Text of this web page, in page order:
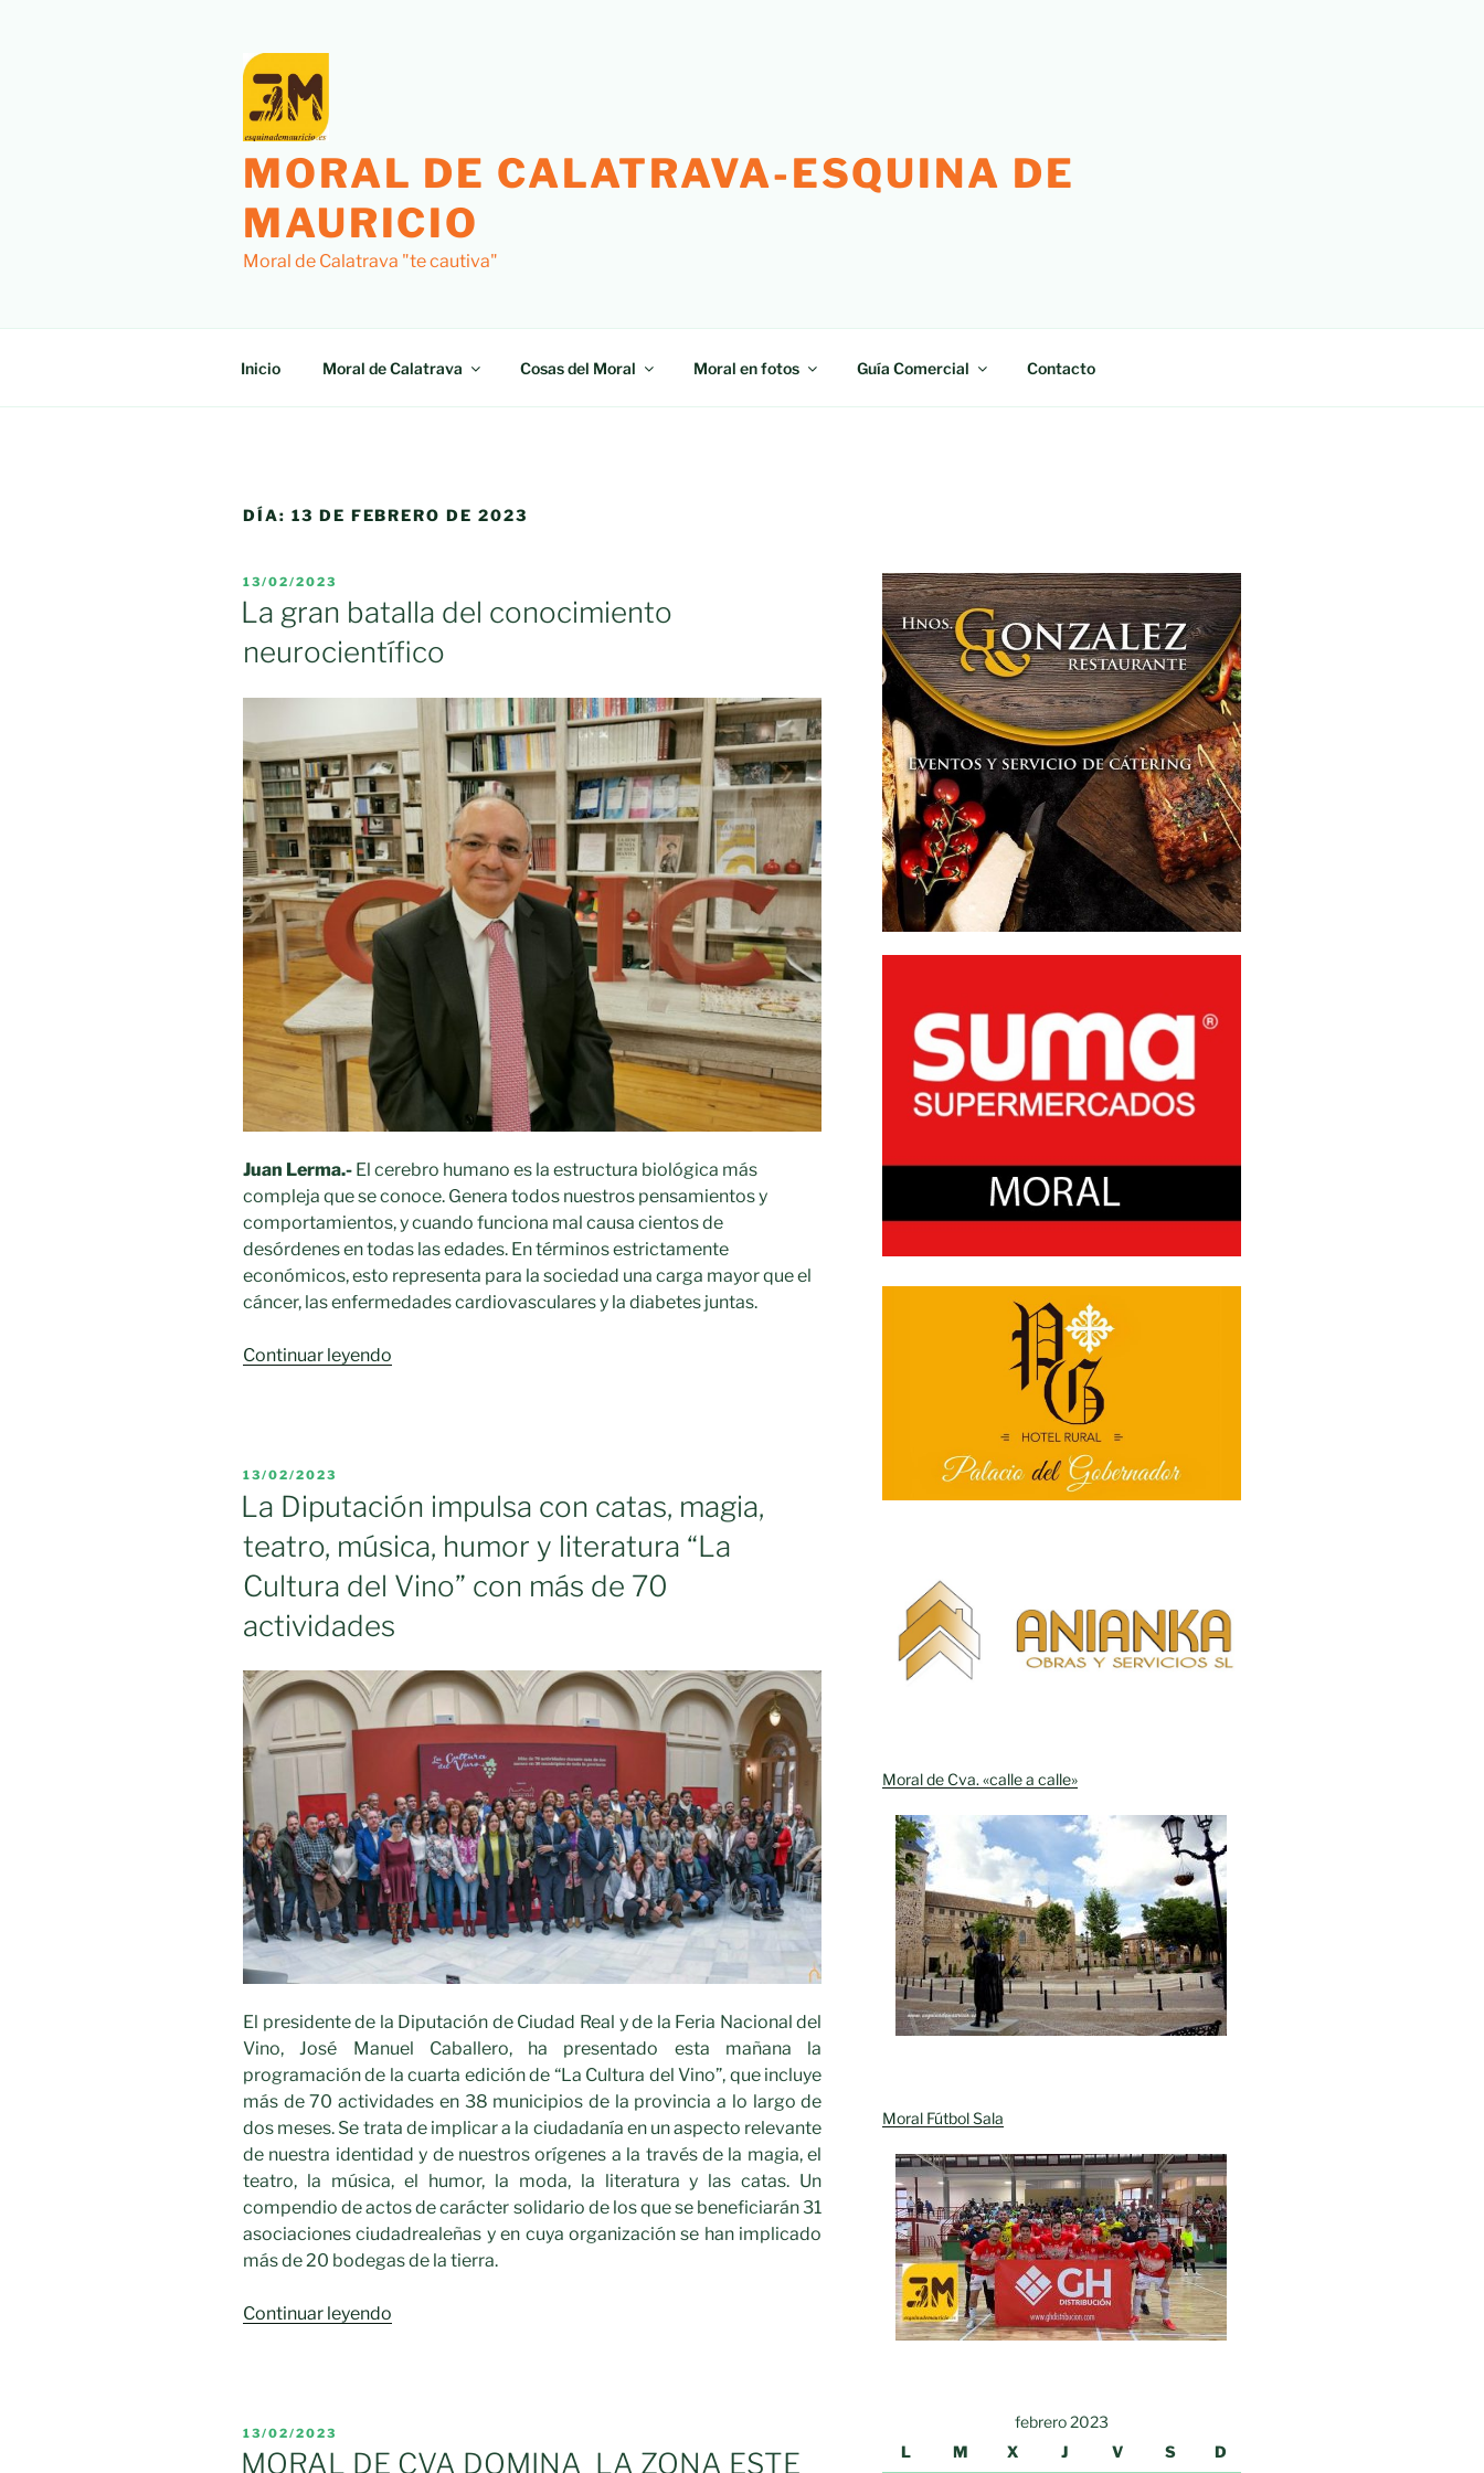
MORAL DE CALATRAVA-ESQUINA DE
MAURICIO
Moral de Calatrava "te cautiva"
Inicio Moral de Calatrava Cosas del Moral Moral en fotos Guía Comercial Contacto
DÍA: 13 DE FEBRERO DE 2023
PUBLICADO
EL
13/02/2023
La gran batalla del conocimiento
neurocientífico
Juan Lerma.- El cerebro humano es la estructura biológica más
compleja que se conoce. Genera todos nuestros pensamientos y
comportamientos, y cuando funciona mal causa cientos de
desórdenes en todas las edades. En términos estrictamente
económicos, esto representa para la sociedad una carga mayor que el
cáncer, las enfermedades cardiovasculares y la diabetes juntas.
Continuar leyendo
PUBLICADO
EL
13/02/2023
La Diputación impulsa con catas, magia,
teatro, música, humor y literatura “La
Cultura del Vino” con más de 70
actividades
El presidente de la Diputación de Ciudad Real y de la Feria Nacional del
Vino, José Manuel Caballero, ha presentado esta mañana la
programación de la cuarta edición de “La Cultura del Vino”, que incluye
más de 70 actividades en 38 municipios de la provincia a lo largo de
dos meses. Se trata de implicar a la ciudadanía en un aspecto relevante
de nuestra identidad y de nuestros orígenes a la través de la magia, el
teatro, la música, el humor, la moda, la literatura y las catas. Un
compendio de actos de carácter solidario de los que se beneficiarán 31
asociaciones ciudadrealeñas y en cuya organización se han implicado
más de 20 bodegas de la tierra.
Continuar leyendo
PUBLICADO
EL
13/02/2023
MORAL DE CVA DOMINA LA ZONA ESTE
Moral de Cva. «calle a calle»
Moral Fútbol Sala
febrero 2023
L
M X J V S D